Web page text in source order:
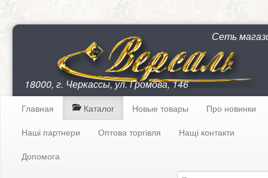
Сеть
18000, г. Черкассы, ул. Громова, 146
Главная Каталог Новые товары
Про новинки
Наші партнери
Оптова торгівля
Нащі контакти
Допомога